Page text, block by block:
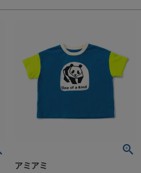
アミアミ